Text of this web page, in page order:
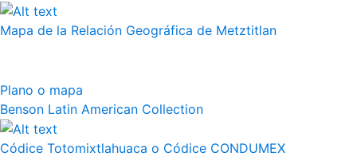
Mapa de la Relación Geográfica de Metztitlan
Plano o mapa
Benson Latin American Collection
Códice Totomixtlahuaca o Códice CONDUMEX